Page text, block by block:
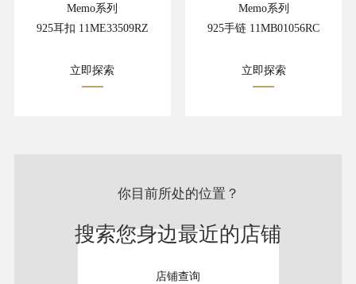
Memo系列
925耳扣 11ME33509RZ
立即探索
Memo系列
925手链 11MB01056RC
立即探索
你目前所处的位置？
搜索您身边最近的店铺
店铺查询